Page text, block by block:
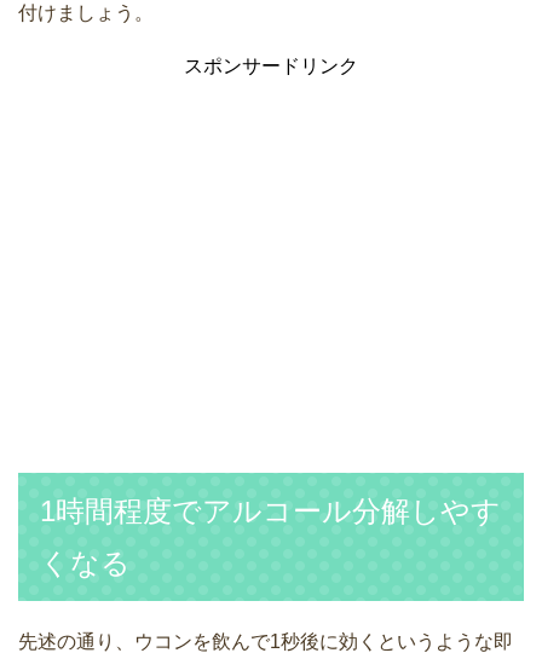
付けましょう。
スポンサードリンク
1時間程度でアルコール分解しやす
くなる
先述の通り、ウコンを飲んで1秒後に効くというような即